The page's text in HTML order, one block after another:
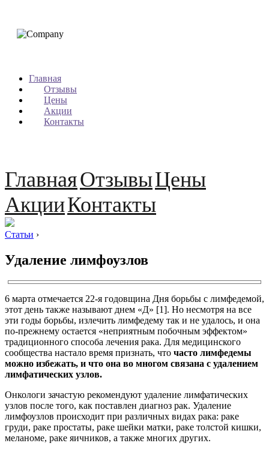
Главная
Отзывы
Цены
Акции
Контакты
ГлавнаяОтзывыЦены
АкцииКонтакты
Статьи ›
Удаление лимфоузлов
6 марта отмечается 22-я годовщина Дня борьбы с лимфедемой,
этот день также называют днем «Д» [1]. Но несмотря на все
эти годы борьбы, излечить лимфедему так и не удалось, и она
по-прежнему остается «неприятным побочным эффектом»
традиционного способа лечения рака. Для медицинского
сообщества настало время признать, что часто лимфедемы
можно избежать, и что она во многом связана с удалением
лимфатических узлов.
Онкологи зачастую рекомендуют удаление лимфатических
узлов после того, как поставлен диагноз рак. Удаление
лимфоузлов происходит при различных видах рака: раке
груди, раке простаты, раке шейки матки, раке толстой кишки,
меланоме, раке яичников, а также многих других.